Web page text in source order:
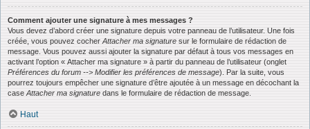
Comment ajouter une signature à mes messages ?
Vous devez d’abord créer une signature depuis votre panneau de l’utilisateur. Une fois
créée, vous pouvez cocher Attacher ma signature sur le formulaire de rédaction de
message. Vous pouvez aussi ajouter la signature par défaut à tous vos messages en
activant l’option « Attacher ma signature » à partir du panneau de l’utilisateur (onglet
Préférences du forum --> Modifier les préférences de message). Par la suite, vous
pourrez toujours empêcher une signature d’être ajoutée à un message en décochant la
case Attacher ma signature dans le formulaire de rédaction de message.
Haut